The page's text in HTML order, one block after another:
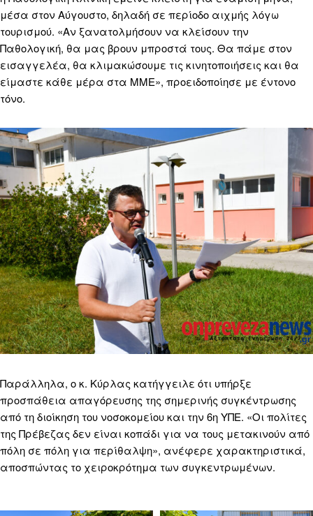
μέσα στον Αύγουστο, δηλαδή σε περίοδο αιχμής λόγω
τουρισμού. «Αν ξανατολμήσουν να κλείσουν την
Παθολογική, θα μας βρουν μπροστά τους. Θα πάμε στον
εισαγγελέα, θα κλιμακώσουμε τις κινητοποιήσεις και θα
είμαστε κάθε μέρα στα ΜΜΕ», προειδοποίησε με έντονο
τόνο.
Παράλληλα, ο κ. Κύρλας κατήγγειλε ότι υπήρξε
προσπάθεια απαγόρευσης της σημερινής συγκέντρωσης
από τη διοίκηση του νοσοκομείου και την 6η ΥΠΕ. «Οι πολίτες
της Πρέβεζας δεν είναι κοπάδι για να τους μετακινούν από
πόλη σε πόλη για περίθαλψη», ανέφερε χαρακτηριστικά,
αποσπώντας το χειροκρότημα των συγκεντρωμένων.